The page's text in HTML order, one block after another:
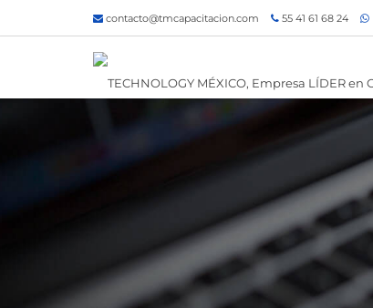
contacto@tmcapacitacion.com 55 41 61 68 24